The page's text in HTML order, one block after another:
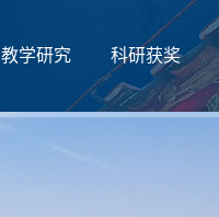
教学研究 科研获奖